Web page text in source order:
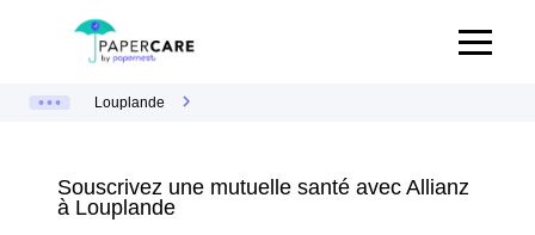
Louplande
Souscrivez une mutuelle santé avec Allianz
à Louplande